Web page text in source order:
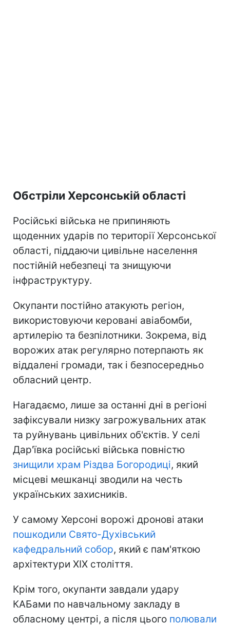
Обстріли Херсонській області
Російські війська не припиняють
щоденних ударів по території Херсонської
області, піддаючи цивільне населення
постійній небезпеці та знищуючи
інфраструктуру.
Окупанти постійно атакують регіон,
використовуючи керовані авіабомби,
артилерію та безпілотники. Зокрема, від
ворожих атак регулярно потерпають як
віддалені громади, так і безпосередньо
обласний центр.
Нагадаємо, лише за останні дні в регіоні
зафіксували низку загрожувальних атак
та руйнувань цивільних об'єктів. У селі
Дар'ївка російські війська повністю
знищили храм Різдва Богородиці, який
місцеві мешканці зводили на честь
українських захисників.
У самому Херсоні ворожі дронові атаки
пошкодили Свято-Духівський
кафедральний собор, який є пам'яткою
архітектури XIX століття.
Крім того, окупанти завдали удару
КАБами по навчальному закладу в
обласному центрі, а після цього полювали